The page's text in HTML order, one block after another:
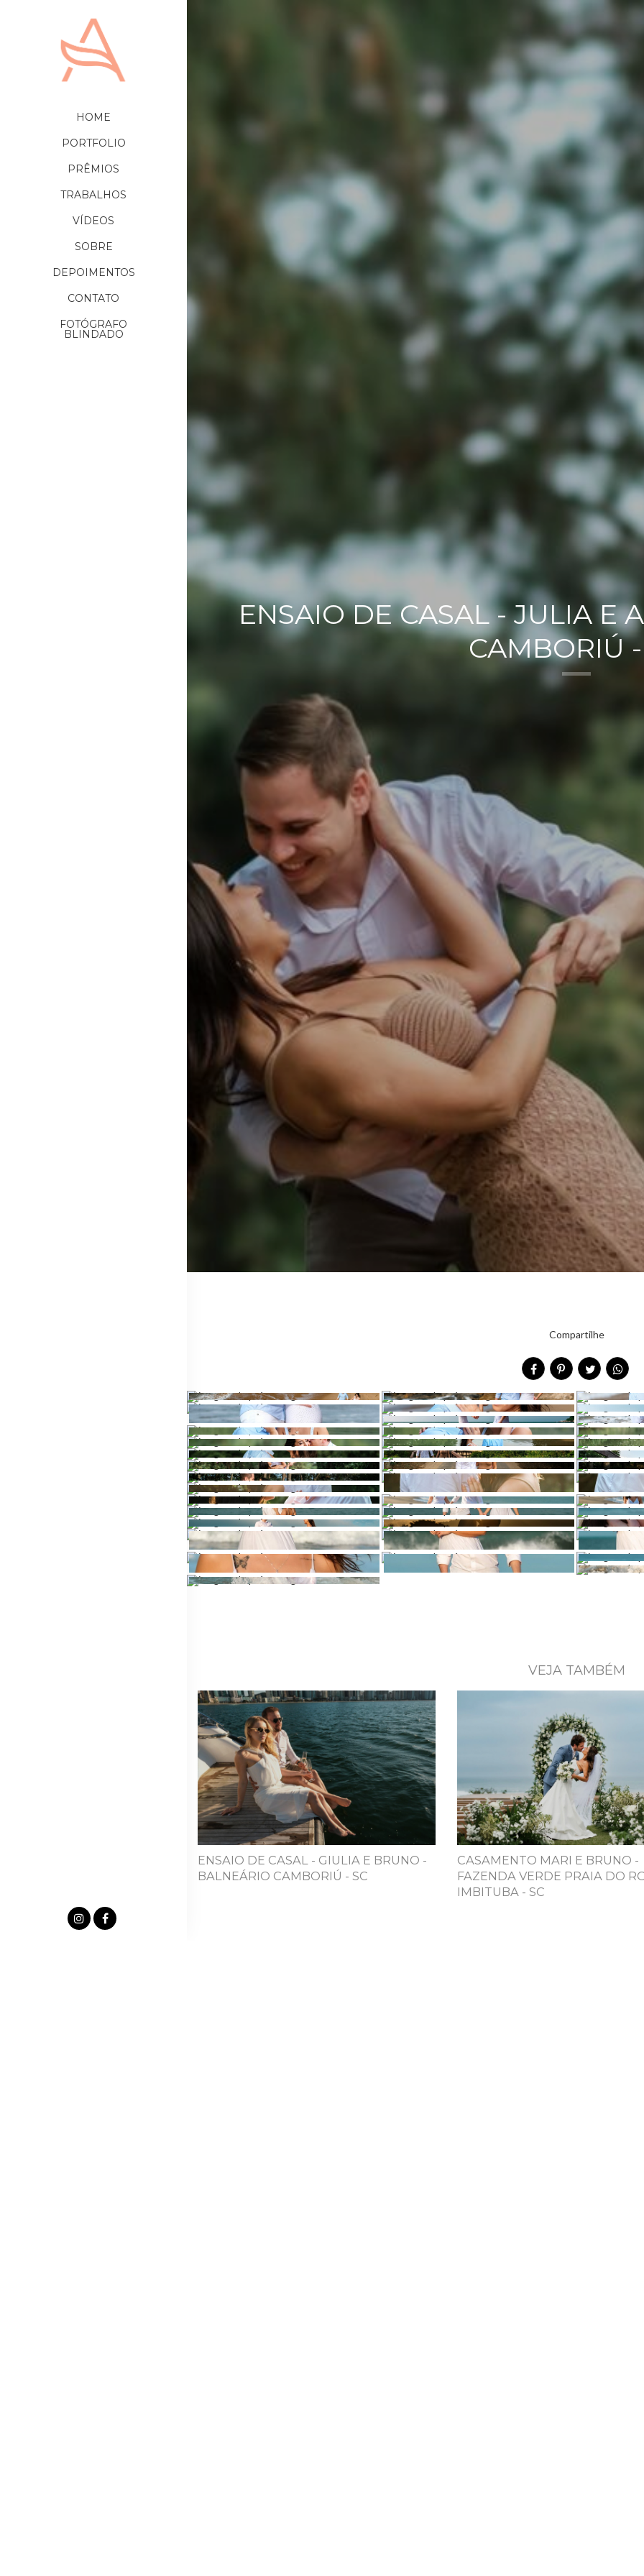
HOME
PORTFOLIO
PRÊMIOS
TRABALHOS
VÍDEOS
SOBRE
DEPOIMENTOS
CONTATO
FOTÓGRAFO
BLINDADO
ENSAIO DE CASAL - JULIA E
CAMBORIÚ
Compartilhe
VEJA TAMBÉM
ENSAIO DE CASAL - GIULIA E BRUNO -
BALNEÁRIO CAMBORIÚ - SC
CASAMENTO MARI E BRUNO -
FAZENDA VERDE PRAIA DO
IMBITUBA - SC